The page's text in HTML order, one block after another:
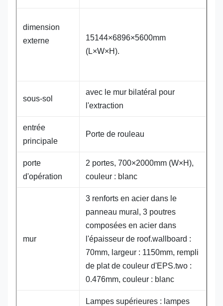
dimension
externe
15144×6896×5600mm
(L×W×H).
sous-sol
avec le mur bilatéral pour
l'extraction
entrée
principale
Porte de rouleau
porte
d'opération
2 portes, 700×2000mm (W×H),
couleur : blanc
mur
3 renforts en acier dans le
panneau mural, 3 poutres
composées en acier dans
l'épaisseur de roof.wallboard :
70mm, largeur : 1150mm, rempli
de plat de couleur d'EPS.two :
0.476mm, couleur : blanc
Lampes supérieures : lampes